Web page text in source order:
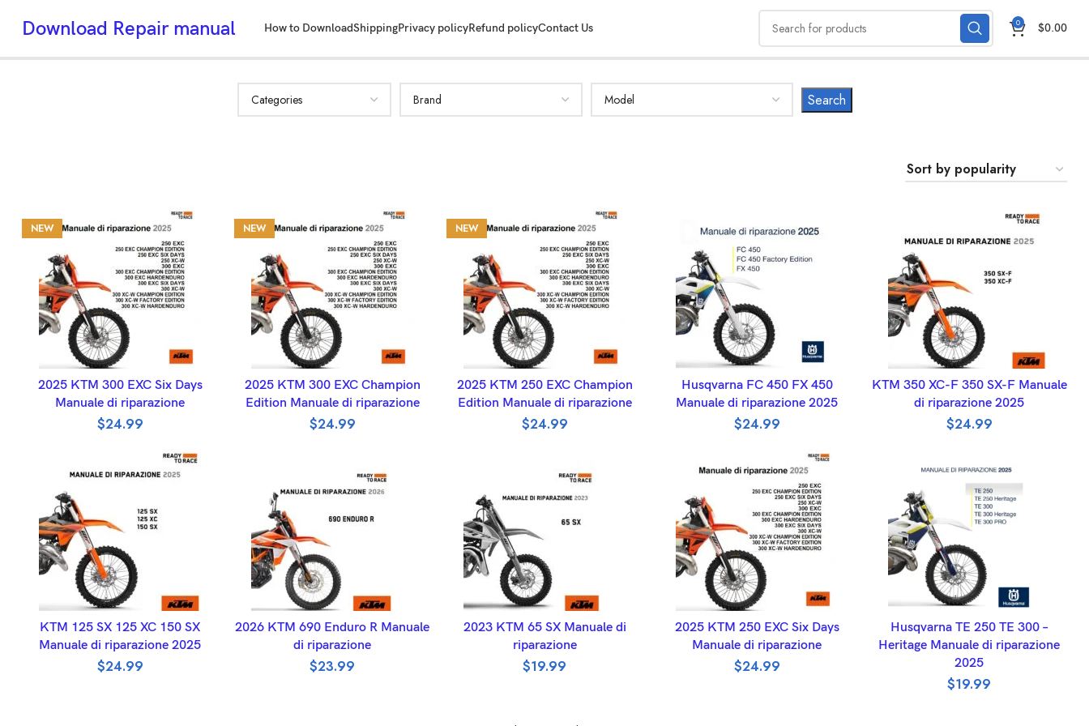
Download Repair manual How to DownloadShippingPrivacy policyRefund policyContact Us 0 $0.00
NEW
ADD TO BASKET
2025 KTM 300 EXC Six Days
Manuale di riparazione
$24.99
NEW
ADD TO BASKET
2025 KTM 300 EXC Champion
Edition Manuale di riparazione
$24.99
NEW
ADD TO BASKET
2025 KTM 250 EXC Champion
Edition Manuale di riparazione
$24.99
ADD TO BASKET
Husqvarna FC 450 FX 450
Manuale di riparazione 2025
$24.99
ADD TO BASKET
KTM 350 XC-F 350 SX-F Manuale
di riparazione 2025
$24.99
ADD TO BASKET
KTM 125 SX 125 XC 150 SX
Manuale di riparazione 2025
$24.99
ADD TO BASKET
2026 KTM 690 Enduro R Manuale
di riparazione
$23.99
ADD TO BASKET
2023 KTM 65 SX Manuale di
riparazione
$19.99
ADD TO BASKET
2025 KTM 250 EXC Six Days
Manuale di riparazione
$24.99
ADD TO BASKET
Husqvarna TE 250 TE 300 –
Heritage Manuale di riparazione
2025
$19.99